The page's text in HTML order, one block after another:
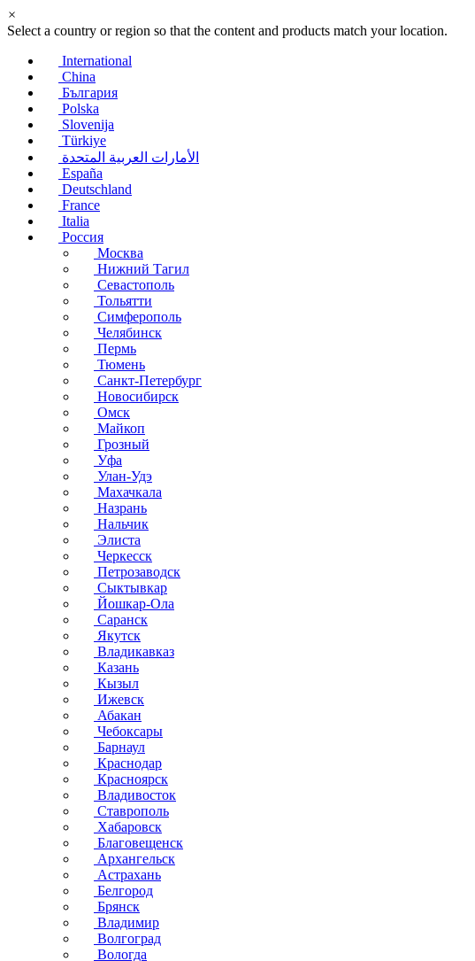
×
Select a country or region so that the content and products match your location.
International
China
България
Polska
Slovenija
Türkiye
الأمارات العربية المتحدة
España
Deutschland
France
Italia
Россия
Москва
Нижний Тагил
Севастополь
Тольятти
Симферополь
Челябинск
Пермь
Тюмень
Санкт-Петербург
Новосибирск
Омск
Майкоп
Грозный
Уфа
Улан-Удэ
Махачкала
Назрань
Нальчик
Элиста
Черкесск
Петрозаводск
Сыктывкар
Йошкар-Ола
Саранск
Якутск
Владикавказ
Казань
Кызыл
Ижевск
Абакан
Чебоксары
Барнаул
Краснодар
Красноярск
Владивосток
Ставрополь
Хабаровск
Благовещенск
Архангельск
Астрахань
Белгород
Брянск
Владимир
Волгоград
Вологда